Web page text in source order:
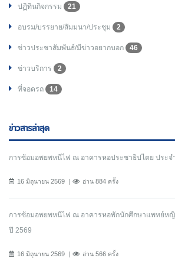
ปฏิทินกิจกรรม 21
อบรม/บรรยาย/สัมมนา/ประชุม 2
ข่าวประชาสัมพันธ์/มีข่าวอยากบอก 46
ข่าวบริการ 2
ที่จอดรถ 14
ข่าวสารล่าสุด
การซ้อมอพยพหนีไฟ ณ อาคารหอประชาธิปไตย ประจ
16 มิถุนายน 2569 อ่าน 884 ครั้ง
การซ้อมอพยพหนีไฟ ณ อาคารหอพักนักศึกษาแพทย์หญิ
ปี 2569
16 มิถุนายน 2569 อ่าน 566 ครั้ง